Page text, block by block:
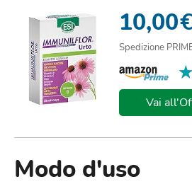
10,00
Spedizione
Vai
Modo d'uso